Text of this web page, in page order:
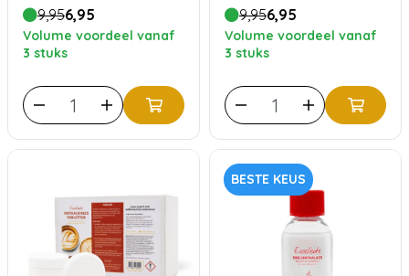
9,956,95
Volume voordeel vanaf
3 stuks
9,956,95
Volume voordeel vanaf
3 stuks
BESTE KEUS